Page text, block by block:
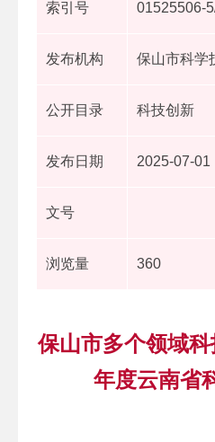
索引号 01525506-
发布机构 保山市科学
公开目录 科技创新
发布日期 2025-07-01
文号
浏览量 360
保山市多个领域
年度云南省